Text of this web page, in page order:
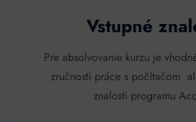
Vstupné
Pre absolvovanie kurzu je
zručnosti práce s počítačom
znalosti programu